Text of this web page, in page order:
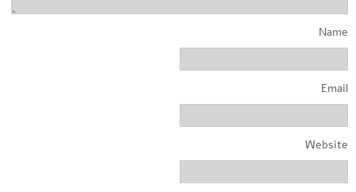
Name
Email
Website